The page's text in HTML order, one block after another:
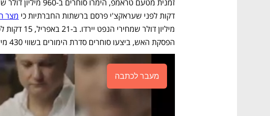
דקות לפני שעראקצ'י פרסם ברשתות החברתיות כי מצר
הפסקת האש, ביצעו סוחרים סדרת הימורים בשווי 430 מיליון דולר שמחירי הנפט יירדו.
מעבר לכתבה